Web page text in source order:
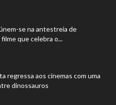
se na antestreia de
filme que celebra o...
regressa aos cinemas com uma
dinossauros